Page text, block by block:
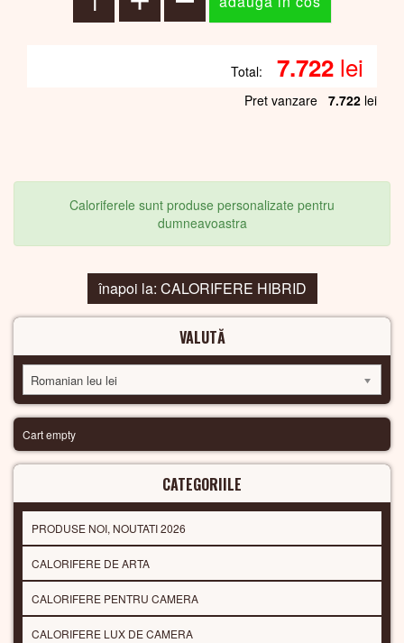
Total: 7.722 lei
Pret vanzare 7.722 lei
Caloriferele sunt produse personalizate pentru
dumneavoastra
înapoi la: CALORIFERE HIBRID
VALUTĂ
Romanian leu lei
Cart empty
CATEGORIILE
PRODUSE NOI, NOUTATI 2026
CALORIFERE DE ARTA
CALORIFERE PENTRU CAMERA
CALORIFERE LUX DE CAMERA